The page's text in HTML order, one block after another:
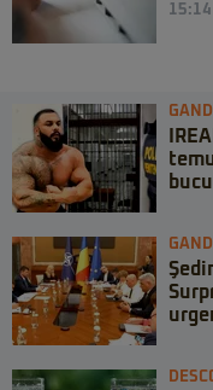
15:14